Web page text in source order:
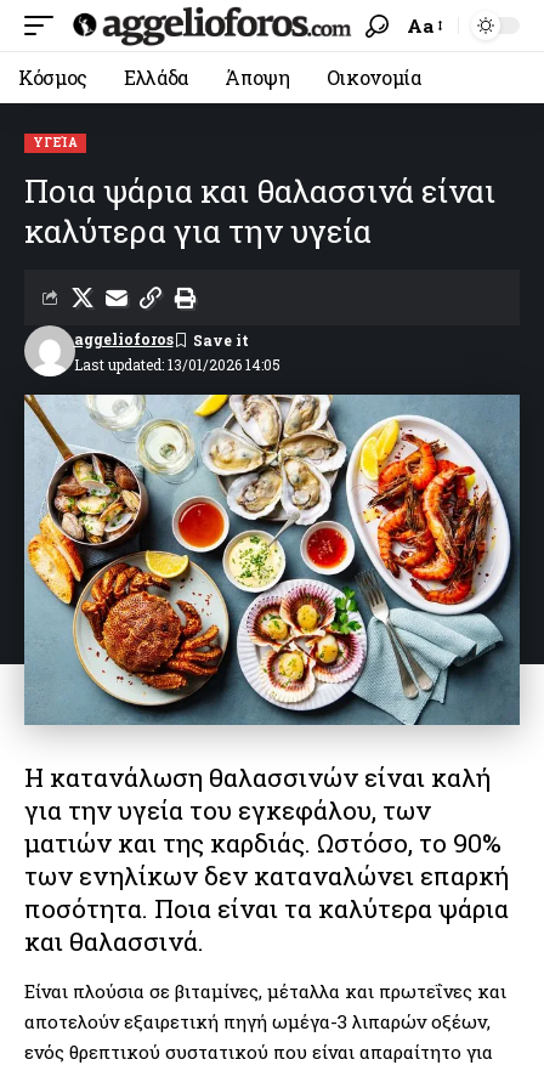
Aa
Κόσμος Ελλάδα Άποψη Οικονομία
ΥΓΕΊΑ
Ποια ψάρια και θαλασσινά είναι
καλύτερα για την υγεία
Last updated: 13/01/2026 14:05
aggelioforos
Η κατανάλωση θαλασσινών είναι καλή
για την υγεία του εγκεφάλου, των
ματιών και της καρδιάς. Ωστόσο, το 90%
των ενηλίκων δεν καταναλώνει επαρκή
ποσότητα. Ποια είναι τα καλύτερα ψάρια
και θαλασσινά.
Είναι πλούσια σε βιταμίνες, μέταλλα και πρωτεΐνες και
αποτελούν εξαιρετική πηγή ωμέγα-3 λιπαρών οξέων,
ενός θρεπτικού συστατικού που είναι απαραίτητο για